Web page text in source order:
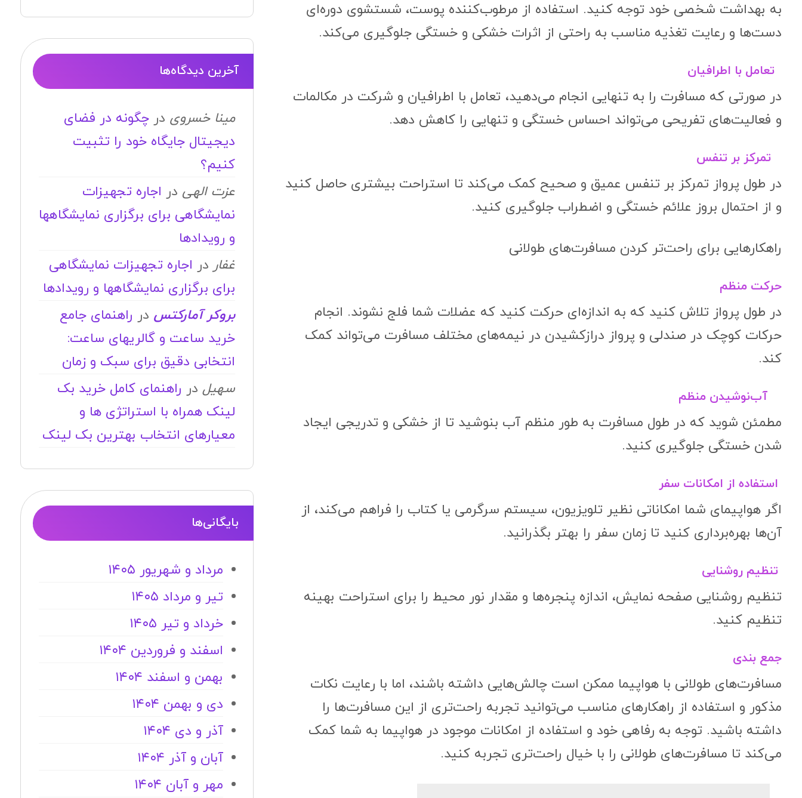
به بهداشت شخصی خود توجه کنید. استفاده از مرطوب‌کننده پوست، شستشوی دوره‌ای
دست‌ها و رعایت تغذیه مناسب به راحتی از اثرات خشکی و خستگی جلوگیری می‌کند.
تعامل با اطرافیان
در صورتی که مسافرت را به تنهایی انجام می‌دهید، تعامل با اطرافیان و شرکت در مکالمات
و فعالیت‌های تفریحی می‌تواند احساس خستگی و تنهایی را کاهش دهد.
تمرکز بر تنفس
در طول پرواز تمرکز بر تنفس عمیق و صحیح کمک می‌کند تا استراحت بیشتری حاصل کنید
و از احتمال بروز علائم خستگی و اضطراب جلوگیری کنید.
راهکارهایی برای راحت‌تر کردن مسافرت‌های طولانی
حرکت منظم
در طول پرواز تلاش کنید که به اندازه‌ای حرکت کنید که عضلات شما فلج نشوند. انجام
حرکات کوچک در صندلی و پرواز درازکشیدن در نیمه‌های مختلف مسافرت می‌تواند کمک
کند.
آب‌نوشیدن منظم
مطمئن شوید که در طول مسافرت به طور منظم آب بنوشید تا از خشکی و تدریجی ایجاد
شدن خستگی جلوگیری کنید.
استفاده از امکانات سفر
اگر هواپیمای شما امکاناتی نظیر تلویزیون، سیستم سرگرمی یا کتاب را فراهم می‌کند، از
آن‌ها بهره‌برداری کنید تا زمان سفر را بهتر بگذرانید.
تنظیم روشنایی
تنظیم روشنایی صفحه نمایش، اندازه پنجره‌ها و مقدار نور محیط را برای استراحت بهینه
تنظیم کنید.
جمع بندی
مسافرت‌های طولانی با هواپیما ممکن است چالش‌هایی داشته باشند، اما با رعایت نکات
مذکور و استفاده از راهکارهای مناسب می‌توانید تجربه راحت‌تری از این مسافرت‌ها را
داشته باشید. توجه به رفاهی خود و استفاده از امکانات موجود در هواپیما به شما کمک
می‌کند تا مسافرت‌های طولانی را با خیال راحت‌تری تجربه کنید.
آخرین دیدگاه‌ها
مینا خسروی در چگونه در فضای
دیجیتال جایگاه خود را تثبیت
کنیم؟
عزت الهی در اجاره تجهیزات
نمایشگاهی برای برگزاری نمایشگاهها
و رویدادها
غفار در اجاره تجهیزات نمایشگاهی
برای برگزاری نمایشگاهها و رویدادها
بروکر آمارکتس در راهنمای جامع
خرید ساعت و گالریهای ساعت:
انتخابی دقیق برای سبک و زمان
سهیلدر راهنمای کامل خرید بک
لینک همراه با استراتژی ها و
معیارهای انتخاب بهترین بک لینک
بایگانی‌ها
مرداد و شهریور ۱۴۰۵
تیر و مرداد ۱۴۰۵
خرداد و تیر ۱۴۰۵
اسفند و فروردین ۱۴۰۴
بهمن و اسفند ۱۴۰۴
دی و بهمن ۱۴۰۴
آذر و دی ۱۴۰۴
آبان و آذر ۱۴۰۴
مهر و آبان ۱۴۰۴